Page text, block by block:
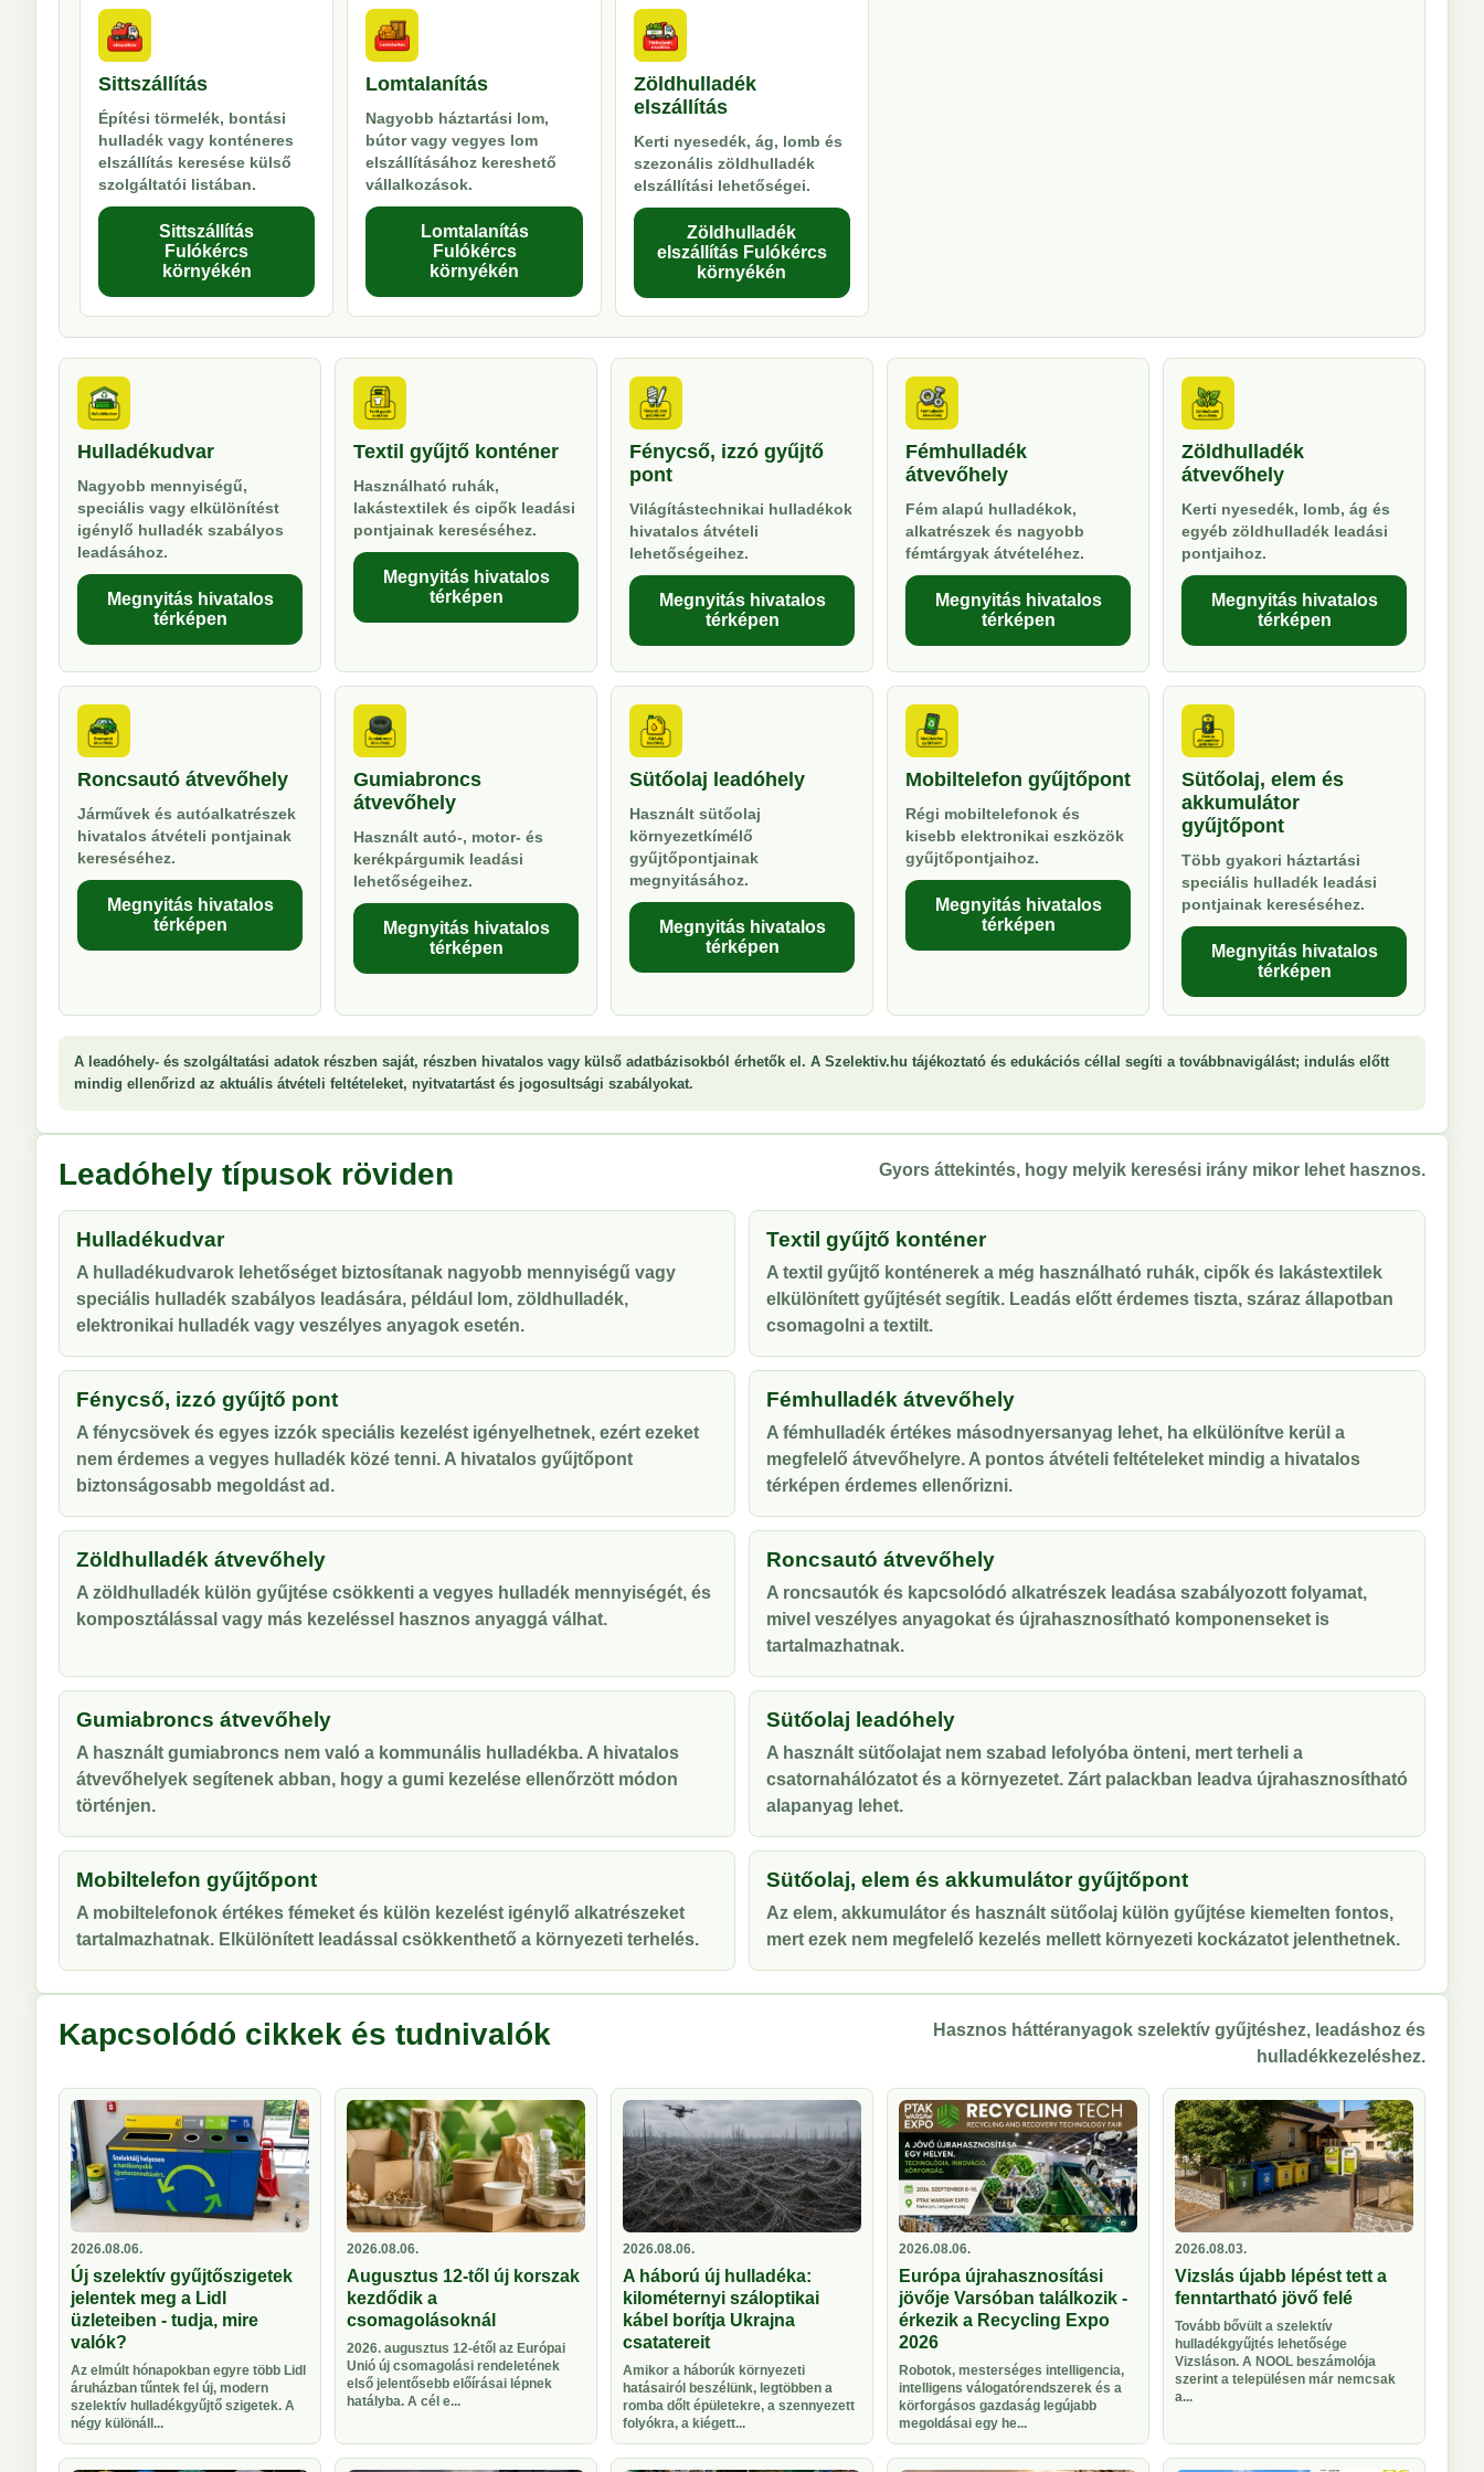
Sittszállítás
Építési törmelék, bontási
hulladék vagy konténeres
elszállítás keresése külső
szolgáltatói listában.
Sittszállítás
Fulókércs
környékén
Lomtalanítás
Nagyobb háztartási lom,
bútor vagy vegyes lom
elszállításához kereshető
vállalkozások.
Lomtalanítás
Fulókércs
környékén
Zöldhulladék
elszállítás
Kerti nyesedék, ág, lomb és
szezonális zöldhulladék
elszállítási lehetőségei.
Zöldhulladék
elszállítás Fulókércs
környékén
Hulladékudvar
Nagyobb mennyiségű,
speciális vagy elkülönítést
igénylő hulladék szabályos
leadásához.
Megnyitás hivatalos
térképen
Textil gyűjtő konténer
Használható ruhák,
lakástextilek és cipők leadási
pontjainak kereséséhez.
Megnyitás hivatalos
térképen
Fénycső, izzó gyűjtő
pont
Világítástechnikai hulladékok
hivatalos átvételi
lehetőségeihez.
Megnyitás hivatalos
térképen
Fémhulladék
átvevőhely
Fém alapú hulladékok,
alkatrészek és nagyobb
fémtárgyak átvételéhez.
Megnyitás hivatalos
térképen
Zöldhulladék
átvevőhely
Kerti nyesedék, lomb, ág és
egyéb zöldhulladék leadási
pontjaihoz.
Megnyitás hivatalos
térképen
Roncsautó átvevőhely
Járművek és autóalkatrészek
hivatalos átvételi pontjainak
kereséséhez.
Megnyitás hivatalos
térképen
Gumiabroncs
átvevőhely
Használt autó-, motor- és
kerékpárgumik leadási
lehetőségeihez.
Megnyitás hivatalos
térképen
Sütőolaj leadóhely
Használt sütőolaj
környezetkímélő
gyűjtőpontjainak
megnyitásához.
Megnyitás hivatalos
térképen
Mobiltelefon gyűjtőpont
Régi mobiltelefonok és
kisebb elektronikai eszközök
gyűjtőpontjaihoz.
Megnyitás hivatalos
térképen
Sütőolaj, elem és
akkumulátor
gyűjtőpont
Több gyakori háztartási
speciális hulladék leadási
pontjainak kereséséhez.
Megnyitás hivatalos
térképen
A leadóhely- és szolgáltatási adatok részben saját, részben hivatalos vagy külső adatbázisokból érhetők el. A Szelektiv.hu tájékoztató és edukációs céllal segíti a továbbnavigálást; indulás előtt
mindig ellenőrizd az aktuális átvételi feltételeket, nyitvatartást és jogosultsági szabályokat.
Leadóhely típusok röviden Gyors áttekintés, hogy melyik keresési irány mikor lehet hasznos.
Hulladékudvar
A hulladékudvarok lehetőséget biztosítanak nagyobb mennyiségű vagy
speciális hulladék szabályos leadására, például lom, zöldhulladék,
elektronikai hulladék vagy veszélyes anyagok esetén.
Textil gyűjtő konténer
A textil gyűjtő konténerek a még használható ruhák, cipők és lakástextilek
elkülönített gyűjtését segítik. Leadás előtt érdemes tiszta, száraz állapotban
csomagolni a textilt.
Fénycső, izzó gyűjtő pont
A fénycsövek és egyes izzók speciális kezelést igényelhetnek, ezért ezeket
nem érdemes a vegyes hulladék közé tenni. A hivatalos gyűjtőpont
biztonságosabb megoldást ad.
Fémhulladék átvevőhely
A fémhulladék értékes másodnyersanyag lehet, ha elkülönítve kerül a
megfelelő átvevőhelyre. A pontos átvételi feltételeket mindig a hivatalos
térképen érdemes ellenőrizni.
Zöldhulladék átvevőhely
A zöldhulladék külön gyűjtése csökkenti a vegyes hulladék mennyiségét, és
komposztálással vagy más kezeléssel hasznos anyaggá válhat.
Roncsautó átvevőhely
A roncsautók és kapcsolódó alkatrészek leadása szabályozott folyamat,
mivel veszélyes anyagokat és újrahasznosítható komponenseket is
tartalmazhatnak.
Gumiabroncs átvevőhely
A használt gumiabroncs nem való a kommunális hulladékba. A hivatalos
átvevőhelyek segítenek abban, hogy a gumi kezelése ellenőrzött módon
történjen.
Sütőolaj leadóhely
A használt sütőolajat nem szabad lefolyóba önteni, mert terheli a
csatornahálózatot és a környezetet. Zárt palackban leadva újrahasznosítható
alapanyag lehet.
Mobiltelefon gyűjtőpont
A mobiltelefonok értékes fémeket és külön kezelést igénylő alkatrészeket
tartalmazhatnak. Elkülönített leadással csökkenthető a környezeti terhelés.
Sütőolaj, elem és akkumulátor gyűjtőpont
Az elem, akkumulátor és használt sütőolaj külön gyűjtése kiemelten fontos,
mert ezek nem megfelelő kezelés mellett környezeti kockázatot jelenthetnek.
Kapcsolódó cikkek és tudnivalók
Hasznos háttéranyagok szelektív gyűjtéshez, leadáshoz és
hulladékkezeléshez.
2026.08.06.
Új szelektív gyűjtőszigetek
jelentek meg a Lidl
üzleteiben - tudja, mire
valók?
Az elmúlt hónapokban egyre több Lidl
áruházban tűntek fel új, modern
szelektív hulladékgyűjtő szigetek. A
négy különáll...
2026.08.06.
Augusztus 12-től új korszak
kezdődik a
csomagolásoknál
2026. augusztus 12-étől az Európai
Unió új csomagolási rendeletének
első jelentősebb előírásai lépnek
hatályba. A cél e...
2026.08.06.
A háború új hulladéka:
kilométernyi száloptikai
kábel borítja Ukrajna
csatatereit
Amikor a háborúk környezeti
hatásairól beszélünk, legtöbben a
romba dőlt épületekre, a szennyezett
folyókra, a kiégett...
2026.08.06.
Európa újrahasznosítási
jövője Varsóban találkozik -
érkezik a Recycling Expo
2026
Robotok, mesterséges intelligencia,
intelligens válogatórendszerek és a
körforgásos gazdaság legújabb
megoldásai egy he...
2026.08.03.
Vizslás újabb lépést tett a
fenntartható jövő felé
Tovább bővült a szelektív
hulladékgyűjtés lehetősége
Vizsláson. A NOOL beszámolója
szerint a településen már nemcsak
a...